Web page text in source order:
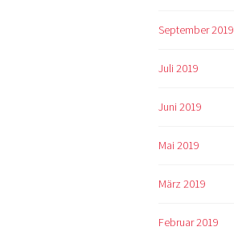
September 2019
Juli 2019
Juni 2019
Mai 2019
März 2019
Februar 2019